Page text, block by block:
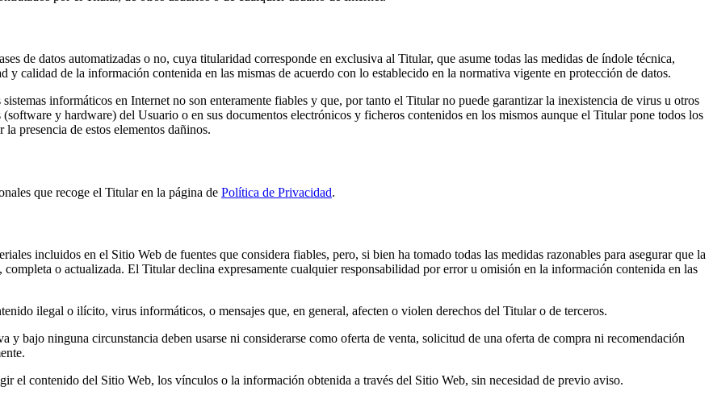
de datos automatizadas o no, cuya titularidad corresponde en exclusiva al Titular, que asume todas las medidas de índole técnica,
calidad de la información contenida en las mismas de acuerdo con lo establecido en la normativa vigente en protección de datos.
informáticos en Internet no son enteramente fiables y que, por tanto el Titular no puede garantizar la inexistencia de virus u otros
y hardware) del Usuario o en sus documentos electrónicos y ficheros contenidos en los mismos aunque el Titular pone todos los
presencia de estos elementos dañinos.
que recoge el Titular en la página de Política de Privacidad.
incluidos en el Sitio Web de fuentes que considera fiables, pero, si bien ha tomado todas las medidas razonables para asegurar que la
o actualizada. El Titular declina expresamente cualquier responsabilidad por error u omisión en la información contenida en las
ilegal o ilícito, virus informáticos, o mensajes que, en general, afecten o violen derechos del Titular o de terceros.
bajo ninguna circunstancia deben usarse ni considerarse como oferta de venta, solicitud de una oferta de compra ni recomendación
el contenido del Sitio Web, los vínculos o la información obtenida a través del Sitio Web, sin necesidad de previo aviso.